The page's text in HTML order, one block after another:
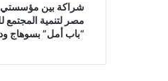
شراكة بين
مصر لتنمية المجتمع
“باب أمل” بسوهاج ودعم 2520